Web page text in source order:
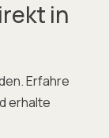
in
Erfahre
erhalte